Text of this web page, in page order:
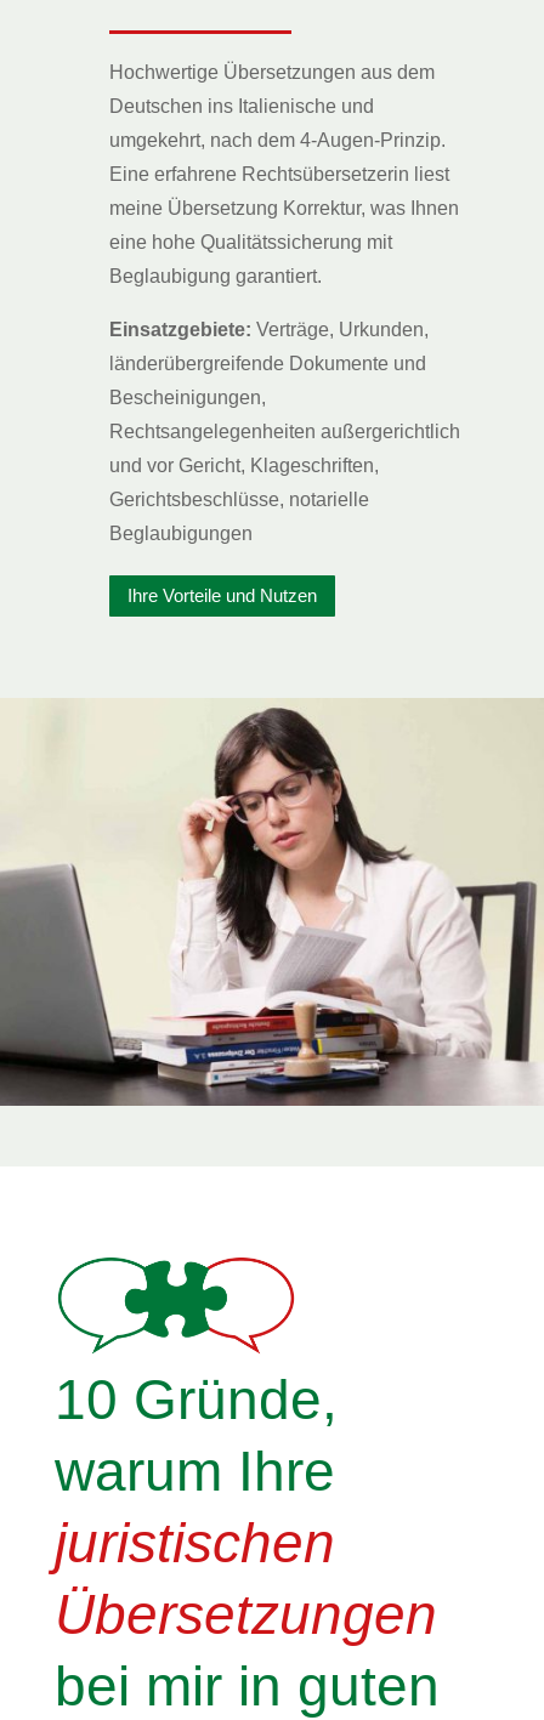
Hochwertige Übersetzungen aus dem
Deutschen ins Italienische und
umgekehrt, nach dem 4-Augen-Prinzip.
Eine erfahrene Rechtsübersetzerin liest
meine Übersetzung Korrektur, was Ihnen
eine hohe Qualitätssicherung mit
Beglaubigung garantiert.
Einsatzgebiete: Verträge, Urkunden,
länderübergreifende Dokumente und
Bescheinigungen,
Rechtsangelegenheiten außergerichtlich
und vor Gericht, Klageschriften,
Gerichtsbeschlüsse, notarielle
Beglaubigungen
Ihre Vorteile und Nutzen
10 Gründe,
warum Ihre
juristischen
Übersetzungen
bei mir in guten